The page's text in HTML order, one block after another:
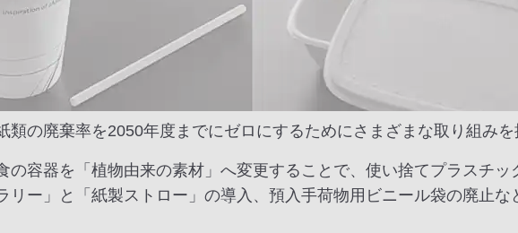
類の廃棄率を2050年度までにゼロにするためにさまざまな取り組みを
の容器を「植物由来の素材」へ変更することで、使い捨てプラスチ
リー」と「紙製ストロー」の導入、預入手荷物用ビニール袋の廃止